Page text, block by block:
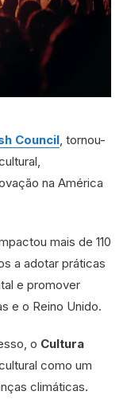
Council , tornou-
na América
mais de 110
a adotar práticas
e promover
e o Reino Unido.
o Cultura
como um
climáticas.